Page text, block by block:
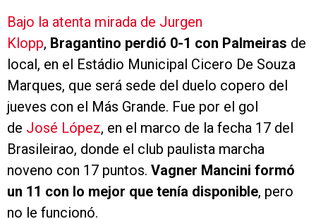
Bajo la atenta mirada de Jurgen
Klopp, Bragantino perdió 0-1 con Palmeiras de
local, en el Estádio Municipal Cicero De Souza
Marques, que será sede del duelo copero del
jueves con el Más Grande. Fue por el gol
de José López, en el marco de la fecha 17 del
Brasileirao, donde el club paulista marcha
noveno con 17 puntos. Vagner Mancini formó
un 11 con lo mejor que tenía disponible, pero
no le funcionó.